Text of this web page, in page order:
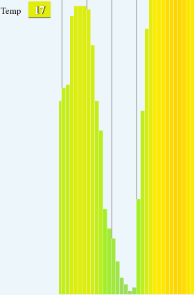
Temp 17